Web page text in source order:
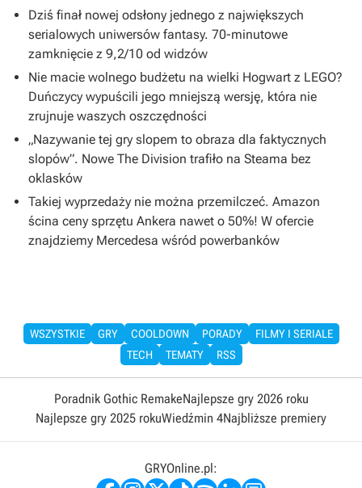
Dziś finał nowej odsłony jednego z największych
serialowych uniwersów fantasy. 70-minutowe
zamknięcie z 9,2/10 od widzów
Nie macie wolnego budżetu na wielki Hogwart z LEGO?
Duńczycy wypuścili jego mniejszą wersję, która nie
zrujnuje waszych oszczędności
„Nazywanie tej gry slopem to obraza dla faktycznych
slopów”. Nowe The Division trafiło na Steama bez
oklasków
Takiej wyprzedaży nie można przemilczeć. Amazon
ścina ceny sprzętu Ankera nawet o 50%! W ofercie
znajdziemy Mercedesa wśród powerbanków
WSZYSTKIE GRY COOLDOWN PORADY
FILMY I SERIALE
TECH
TEMATY RSS
Poradnik Gothic RemakeNajlepsze gry 2026 roku
Najlepsze gry 2025 rokuWiedźmin 4Najbliższe premiery
GRYOnline.pl: